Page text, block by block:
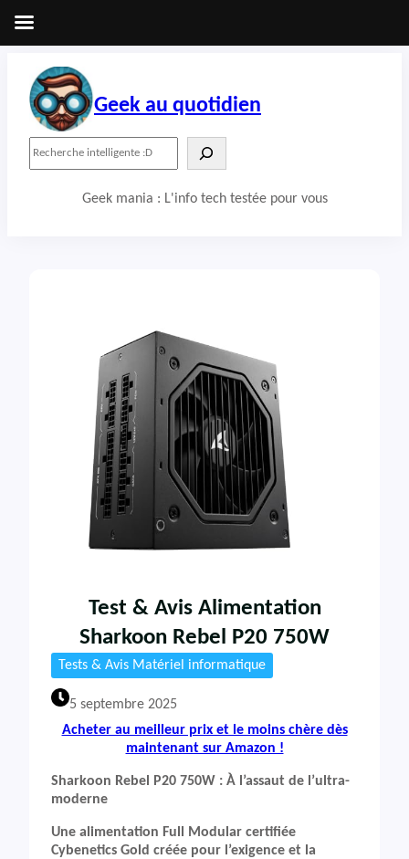
contenu
Geek au quotidien
Geek mania : L'info tech testée pour vous
Test & Avis Alimentation
Sharkoon Rebel P20 750W
Tests & Avis Matériel informatique
5 septembre 2025
Acheter au meilleur prix et le moins chère dès
maintenant sur Amazon !
Sharkoon Rebel P20 750W : À l’assaut de l’ultra-
moderne
Une alimentation Full Modular certifiée
Cybenetics Gold créée pour l’exigence et la